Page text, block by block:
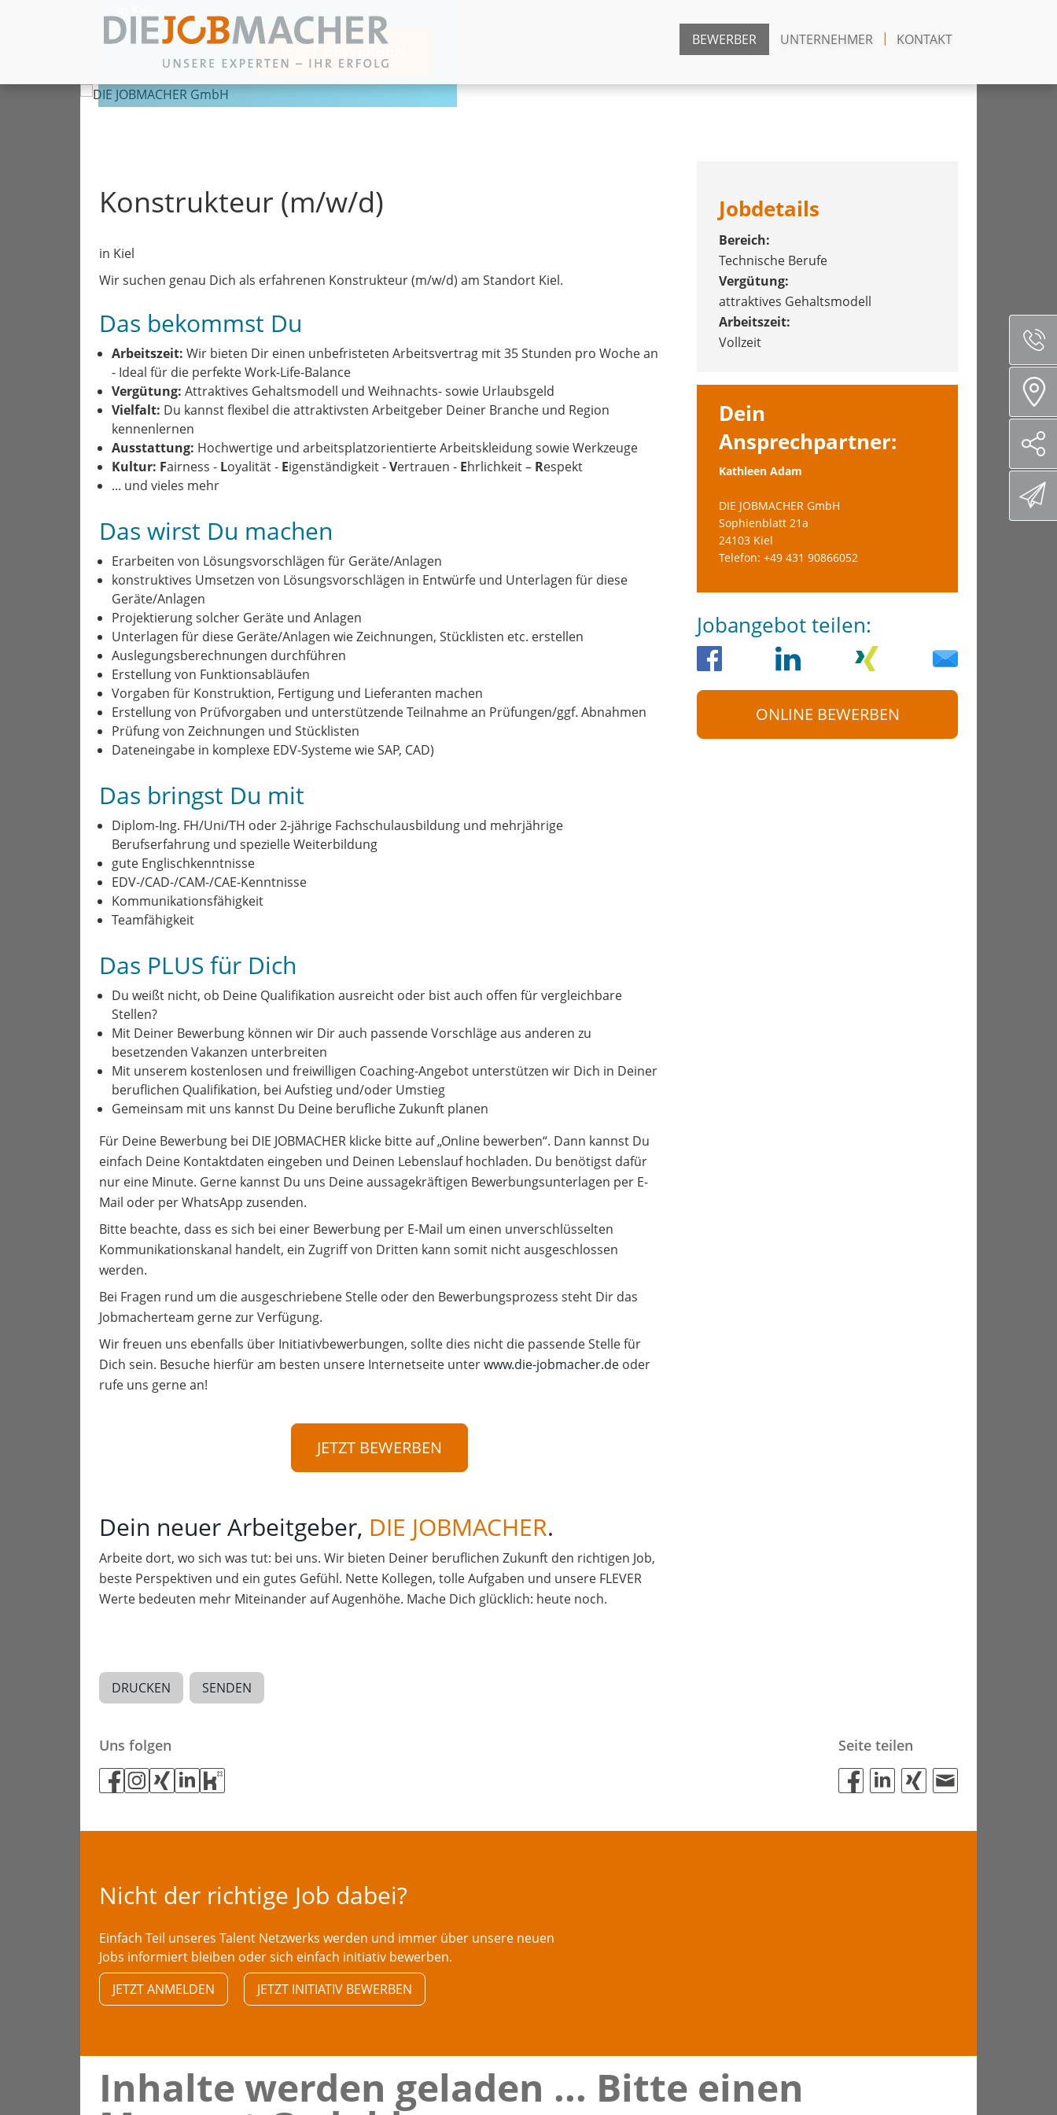
Zum Inhalt springen
BEWERBER UNTERNEHMER KONTAKT
JETZT BEWERBEN
Konstrukteur (m/w/d)
in Kiel
Wir suchen genau Dich als erfahrenen Konstrukteur (m/w/d) am Standort Kiel.
Das bekommst Du
Arbeitszeit: Wir bieten Dir einen unbefristeten Arbeitsvertrag mit 35 Stunden pro Woche an
- Ideal für die perfekte Work-Life-Balance
Vergütung: Attraktives Gehaltsmodell und Weihnachts- sowie Urlaubsgeld
Vielfalt: Du kannst flexibel die attraktivsten Arbeitgeber Deiner Branche und Region
kennenlernen
Ausstattung: Hochwertige und arbeitsplatzorientierte Arbeitskleidung sowie Werkzeuge
Kultur: Fairness - Loyalität - Eigenständigkeit -Vertrauen - Ehrlichkeit – Respekt
... und vieles mehr
Das wirst Du machen
Erarbeiten von Lösungsvorschlägen für Geräte/Anlagen
konstruktives Umsetzen von Lösungsvorschlägen in Entwürfe und Unterlagen für diese
Geräte/Anlagen
Projektierung solcher Geräte und Anlagen
Unterlagen für diese Geräte/Anlagen wie Zeichnungen, Stücklisten etc. erstellen
Auslegungsberechnungen durchführen
Erstellung von Funktionsabläufen
Vorgaben für Konstruktion, Fertigung und Lieferanten machen
Erstellung von Prüfvorgaben und unterstützende Teilnahme an Prüfungen/ggf. Abnahmen
Prüfung von Zeichnungen und Stücklisten
Dateneingabe in komplexe EDV-Systeme wie SAP, CAD)
Das bringst Du mit
Diplom-Ing. FH/Uni/TH oder 2-jährige Fachschulausbildung und mehrjährige
Berufserfahrung und spezielle Weiterbildung
gute Englischkenntnisse
EDV-/CAD-/CAM-/CAE-Kenntnisse
Kommunikationsfähigkeit
Teamfähigkeit
Das PLUS für Dich
Du weißt nicht, ob Deine Qualifikation ausreicht oder bist auch offen für vergleichbare
Stellen?
Mit Deiner Bewerbung können wir Dir auch passende Vorschläge aus anderen zu
besetzenden Vakanzen unterbreiten
Mit unserem kostenlosen und freiwilligen Coaching-Angebot unterstützen wir Dich in Deiner
beruflichen Qualifikation, bei Aufstieg und/oder Umstieg
Gemeinsam mit uns kannst Du Deine berufliche Zukunft planen
Für Deine Bewerbung bei DIE JOBMACHER klicke bitte auf „Online bewerben“. Dann kannst Du
einfach Deine Kontaktdaten eingeben und Deinen Lebenslauf hochladen. Du benötigst dafür
nur eine Minute. Gerne kannst Du uns Deine aussagekräftigen Bewerbungsunterlagen per E-
Mail oder per WhatsApp zusenden.
Bitte beachte, dass es sich bei einer Bewerbung per E-Mail um einen unverschlüsselten
Kommunikationskanal handelt, ein Zugriff von Dritten kann somit nicht ausgeschlossen
werden.
Bei Fragen rund um die ausgeschriebene Stelle oder den Bewerbungsprozess steht Dir das
Jobmacherteam gerne zur Verfügung.
Wir freuen uns ebenfalls über Initiativbewerbungen, sollte dies nicht die passende Stelle für
Dich sein. Besuche hierfür am besten unsere Internetseite unterwww.die-jobmacher.de oder
rufe uns gerne an!
JETZT BEWERBEN
Dein neuer Arbeitgeber, DIE JOBMACHER.
Arbeite dort, wo sich was tut: bei uns. Wir bieten Deiner beruflichen Zukunft den richtigen Job,
beste Perspektiven und ein gutes Gefühl. Nette Kollegen, tolle Aufgaben und unsere FLEVER
Werte bedeuten mehr Miteinander auf Augenhöhe. Mache Dich glücklich: heute noch.
Jobdetails
Bereich:
Technische Berufe
Vergütung:
attraktives Gehaltsmodell
Arbeitszeit:
Vollzeit
Dein
Ansprechpartner:
Kathleen Adam
DIE JOBMACHER GmbH
Sophienblatt 21a
24103 Kiel
Telefon: +49 431 90866052
Jobangebot teilen:
ONLINE BEWERBEN
DRUCKEN SENDEN
Uns folgen Seite teilen
Nicht der richtige Job dabei?
Einfach Teil unseres Talent Netzwerks werden und immer über unsere neuen
Jobs informiert bleiben oder sich einfach initiativ bewerben.
JETZT ANMELDEN
JETZT INITIATIV BEWERBEN
Inhalte werden geladen ... Bitte einen